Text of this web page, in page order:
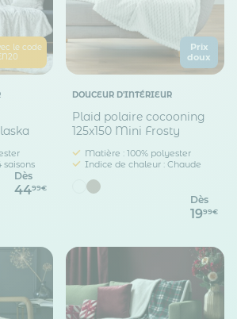
le code
saisons
Dès
4499€
Prix
doux
DOUCEUR D'INTÉRIEUR
Plaid polaire cocooning
125x150 Mini Frosty
Matière : 100% polyester
Indice de chaleur : Chaude
Dès
1999€